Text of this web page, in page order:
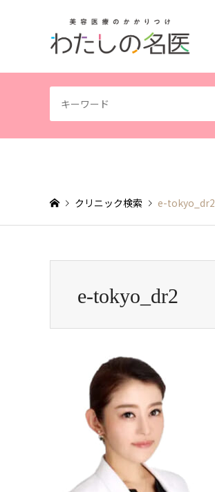
クリニック検索 e-tokyo_dr2
e-tokyo_dr2